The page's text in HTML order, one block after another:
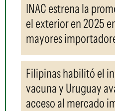
INAC estrena la
el exterior en 2025
mayores
Filipinas habilitó el
vacuna y Uruguay
acceso al mercado